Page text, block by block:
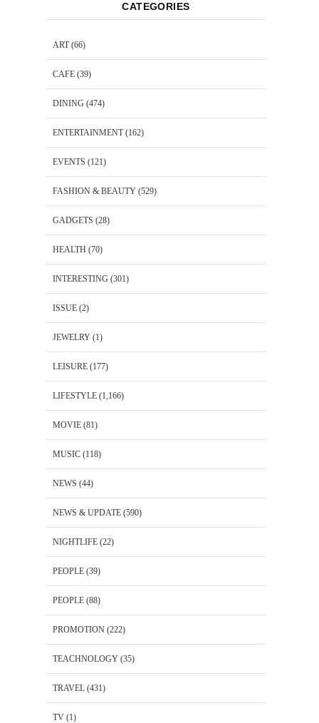
CATEGORIES
ART(66)
CAFE (39)
DINING (474)
ENTERTAINMENT(162)
EVENTS (121)
FASHION & BEAUTY (529)
GADGETS (28)
HEALTH (70)
INTERESTING (301)
ISSUE (2)
JEWELRY (1)
LEISURE (177)
LIFESTYLE (1,166)
MOVIE (81)
MUSIC (118)
NEWS (44)
NEWS & UPDATE (590)
NIGHTLIFE (22)
PEOPLE (39)
PEOPLE (88)
PROMOTION (222)
TEACHNOLOGY (35)
TRAVEL (431)
TV (1)